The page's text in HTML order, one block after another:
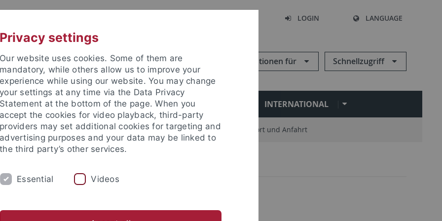
LOGIN LANGUAGE
Informationen für Schnellzugriff
STUDIUM FORSCHUNG EINRICHTUNGEN INTERNATIONAL
und Publikationen Campusleben Im Dialog Karriere Standort und Anfahrt
Privacy settings
Our website uses cookies. Some of them are
mandatory, while others allow us to improve your
experience while using our website. You may change
your settings at any time via the Data Privacy
Statement at the bottom of the page. When you
accept the cookies for video playback, third-party
providers may set additional cookies for targeting and
advertising purposes and your data may be linked to
the third party’s other services.
Essential Videos